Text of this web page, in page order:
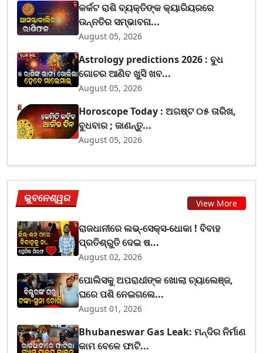
କର୍କଟ ରାଶି ବ୍ୟକ୍ତିଙ୍କ କ୍ୟାରିୟରରେ
ଉନ୍ନତିର ସମ୍ଭାବନା...
August 05, 2026
Astrology predictions 2026 : ବୁଧ
ଗୋଚର ଆଣିବ ଖୁସି ଖବ...
August 05, 2026
Horoscope Today : ଅଗଷ୍ଟ ୦୫ ତାରିଖ,
ବୁଧବାର ; ଜାଣନ୍ତୁ...
August 05, 2026
ଭୁବନେଶ୍ୱର View More
ରାଜଧାନୀରେ ଲଭ୍-ସେକ୍ସ-ଧୋକା ! ବିବାହ
ପ୍ରତିଶ୍ରୁତି ଦେଇ ଷ...
August 02, 2026
ପୋଲିସକୁ ଅପରାଧୀଙ୍କ ଖୋଲା ଚ୍ୟାଲେଞ୍ଜ,
ଘରେ ପଶି ନେଇଗଲେ...
August 01, 2026
Bhubaneswar Gas Leak: ମନ୍ଦିର ନିର୍ମାଣ
କାମ ବେଳେ ଫାଟି...